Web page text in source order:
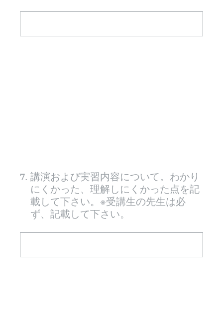
7. 講演および実習内容について。わかり
にくかった、理解しにくかった点を記
載して下さい。※受講生の先生は必
ず、記載して下さい。